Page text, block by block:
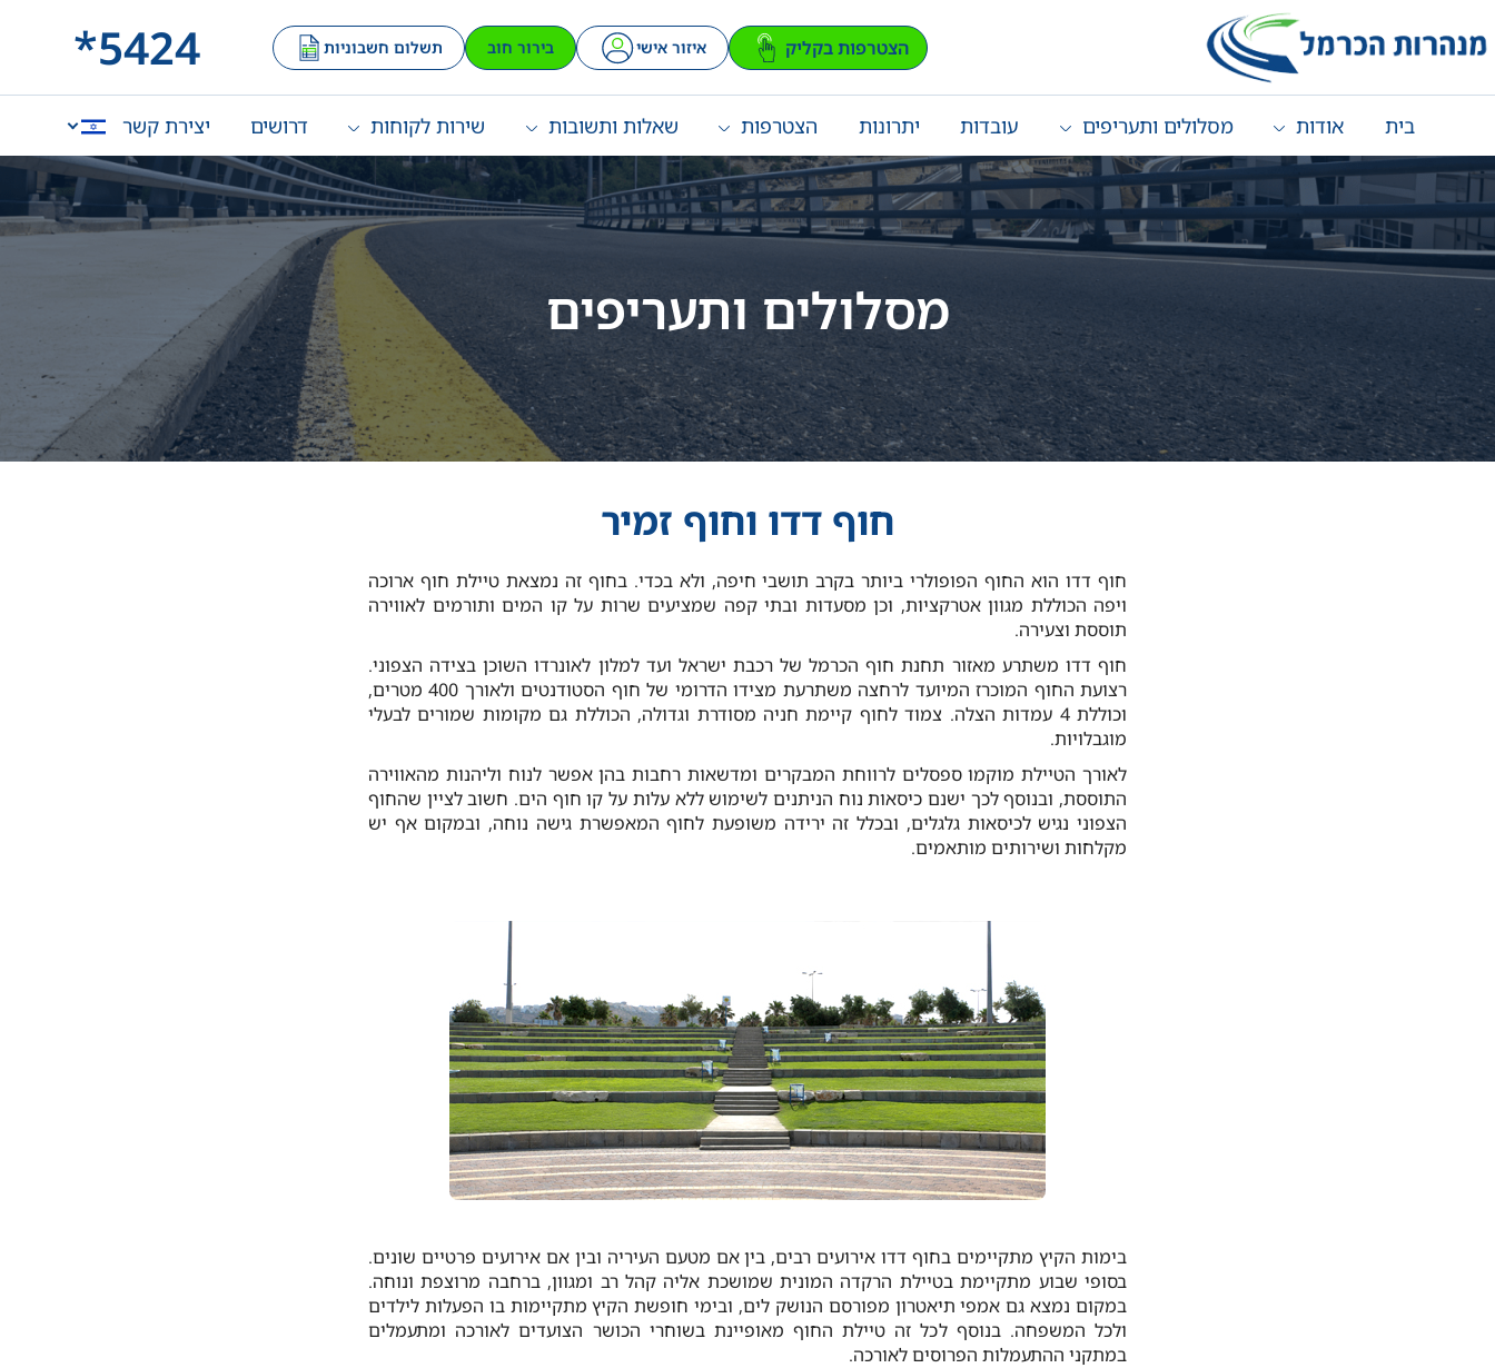
הצטרפות בקליק איזור אישי בירור חוב תשלום חשבוניות *5424
בית אודות מסלולים ותעריפים עובדות יתרונות הצטרפות שאלות ותשובות שירות לקוחות דרושים
יצירת קשר
English
العربية
מסלולים ותעריפים
חוף דדו וחוף זמיר
חוף דדו הוא החוף הפופולרי ביותר בקרב תושבי חיפה, ולא בכדי. בחוף זה נמצאת טיילת חוף ארוכה
ויפה הכוללת מגוון אטרקציות, וכן מסעדות ובתי קפה שמציעים שרות על קו המים ותורמים לאווירה
תוססת וצעירה.
חוף דדו משתרע מאזור תחנת חוף הכרמל של רכבת ישראל ועד למלון לאונרדו השוכן בצידה הצפוני.
רצועת החוף המוכרז המיועד לרחצה משתרעת מצידו הדרומי של חוף הסטודנטים ולאורך 400 מטרים,
וכוללת 4 עמדות הצלה. צמוד לחוף קיימת חניה מסודרת וגדולה, הכוללת גם מקומות שמורים לבעלי
מוגבלויות.
לאורך הטיילת מוקמו ספסלים לרווחת המבקרים ומדשאות רחבות בהן אפשר לנוח וליהנות מהאווירה
התוססת, ובנוסף לכך ישנם כיסאות נוח הניתנים לשימוש ללא עלות על קו חוף הים. חשוב לציין שהחוף
הצפוני נגיש לכיסאות גלגלים, ובכלל זה ירידה משופעת לחוף המאפשרת גישה נוחה, ובמקום אף יש
מקלחות ושירותים מותאמים.
בימות הקיץ מתקיימים בחוף דדו אירועים רבים, בין אם מטעם העיריה ובין אם אירועים פרטיים שונים.
בסופי שבוע מתקיימת בטיילת הרקדה המונית שמושכת אליה קהל רב ומגוון, ברחבה מרוצפת ונוחה.
במקום נמצא גם אמפי תיאטרון מפורסם הנושק לים, ובימי חופשת הקיץ מתקיימות בו הפעלות לילדים
ולכל המשפחה. בנוסף לכל זה טיילת החוף מאופיינת בשוחרי הכושר הצועדים לאורכה ומתעמלים
במתקני ההתעמלות הפרוסים לאורכה.